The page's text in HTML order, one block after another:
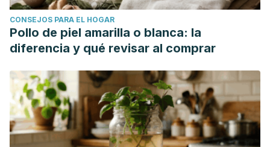
CONSEJOS PARA EL HOGAR
Pollo de piel amarilla o blanca: la
diferencia y qué revisar al comprar